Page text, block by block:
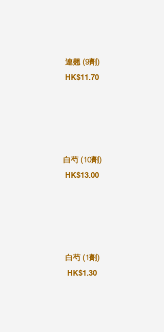
連翹 (9劑)
HK$11.70
白芍 (10劑)
HK$13.00
白芍 (1劑)
HK$1.30